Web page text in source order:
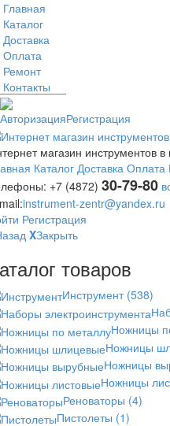
Главная
Каталог
Доставка
Оплата
Ремонт
Контакты
АвторизацияРегистрация
магазин инструментов в
Каталог Доставка Оплата
+7 (4872) 30-79-80
instrument-zentr@yandex.ru
Регистрация
XЗакрыть
товаров
Инструмент (538)
Ножницы
Ножницы
Ножницы
Ножницы
Реноваторы (4)
Пистолеты (1)